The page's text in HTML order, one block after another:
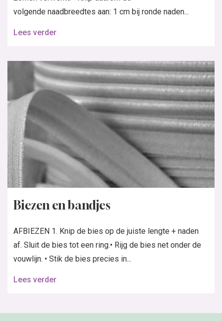
volgende naadbreedtes aan: 1 cm bij ronde naden...
Lees verder
Biezen en bandjes
AFBIEZEN 1. Knip de bies op de juiste lengte + naden
af. Sluit de bies tot een ring.• Rijg de bies net onder de
vouwlijn. • Stik de bies precies in...
Lees verder